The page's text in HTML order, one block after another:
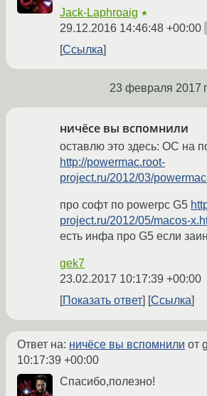
Jack-Laphroaig ★
29.12.2016 14:46:48 +00:00
Ссылка
23 февраля 2017
ничёсе вы вспомнили
оставлю это здесь: ОС на
http://powermac.root-
project.ru/2012/03/
про софт по powerpc G5
project.ru/2012/05/macos-
есть инфа про G5 если
gek7
23.02.2017 10:17:39 +00:00
Показать ответ
Ссылка
Ответ на: ничёсе вы вспомнили от
10:17:39 +00:00
Спасибо,полезно!